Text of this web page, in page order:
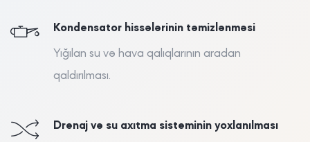
Kondensator hissələrinin təmizlənməsi
Yığılan su və hava qalıqlarının aradan
qaldırılması.
Drenaj və su axıtma sisteminin yoxlanılması